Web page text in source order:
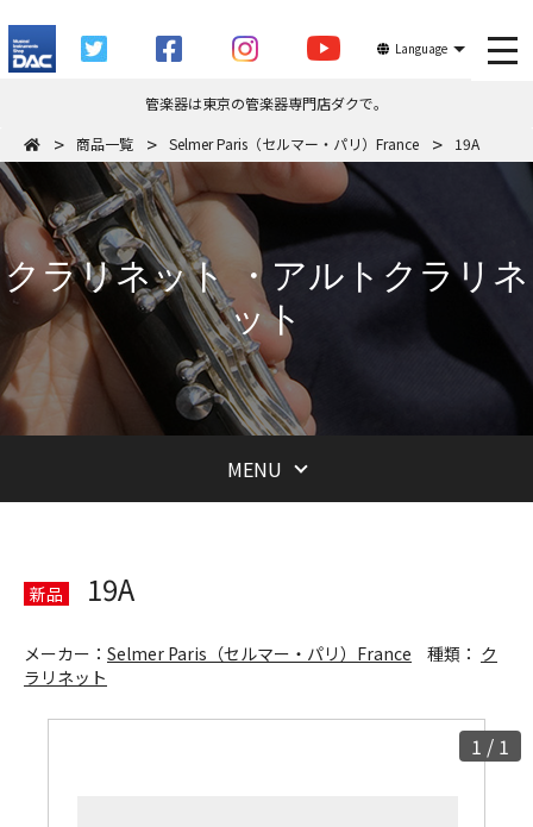
Language
管楽器は東京の管楽器専門店ダクで。
商品一覧
Selmer Paris（セルマー・パリ）France 19A
クラリネット ・アルトクラリネ
ット
MENU
新品 19A
メーカー： Selmer Paris（セルマー・パリ）France 種類： ク
ラリネット
1 / 1